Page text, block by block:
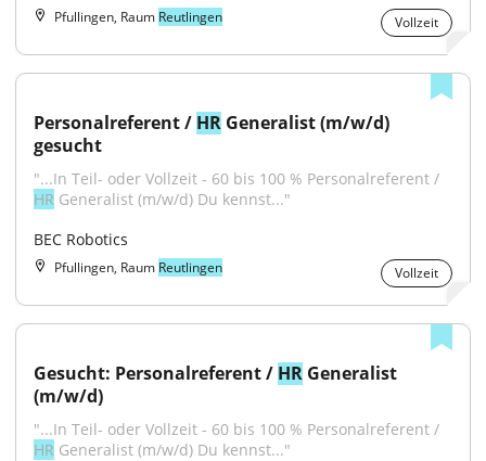
Pfullingen, Raum Reutlingen Vollzeit
Personalreferent / HR Generalist (m/w/d)
gesucht
HR Generalist (m/w/d) Du kennst..."
BEC Robotics
Pfullingen, Raum Reutlingen Vollzeit
Gesucht: Personalreferent / HR Generalist
(m/w/d)
HR Generalist (m/w/d) Du kennst..."